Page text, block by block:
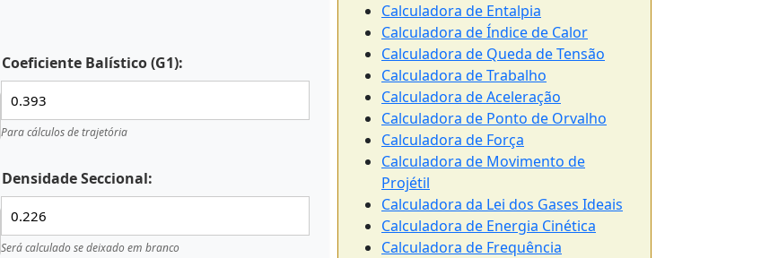
Coeficiente Balístico (G1):
Para cálculos de trajetória
Densidade Seccional:
Será calculado se deixado em branco
Calculadora de Entalpia
Calculadora de Índice de Calor
Calculadora de Queda de Tensão
Calculadora de Trabalho
Calculadora de Aceleração
Calculadora de Ponto de Orvalho
Calculadora de Força
Calculadora de Movimento de
Projétil
Calculadora da Lei dos Gases Ideais
Calculadora de Energia Cinética
Calculadora de Frequência